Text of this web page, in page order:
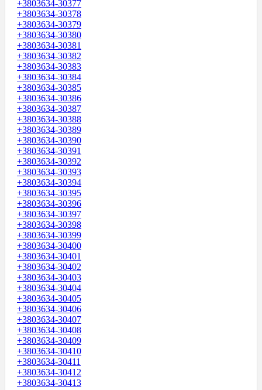
+3803634-30377
+3803634-30378
+3803634-30379
+3803634-30380
+3803634-30381
+3803634-30382
+3803634-30383
+3803634-30384
+3803634-30385
+3803634-30386
+3803634-30387
+3803634-30388
+3803634-30389
+3803634-30390
+3803634-30391
+3803634-30392
+3803634-30393
+3803634-30394
+3803634-30395
+3803634-30396
+3803634-30397
+3803634-30398
+3803634-30399
+3803634-30400
+3803634-30401
+3803634-30402
+3803634-30403
+3803634-30404
+3803634-30405
+3803634-30406
+3803634-30407
+3803634-30408
+3803634-30409
+3803634-30410
+3803634-30411
+3803634-30412
+3803634-30413